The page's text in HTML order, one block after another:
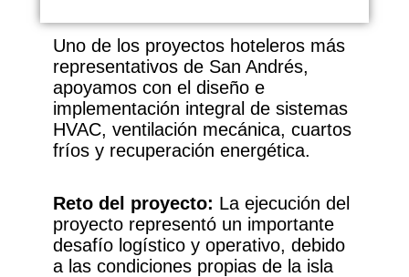
Uno de los proyectos hoteleros más
representativos de San Andrés,
apoyamos con el diseño e
implementación integral de sistemas
HVAC, ventilación mecánica, cuartos
fríos y recuperación energética.
Reto del proyecto: La ejecución del
proyecto representó un importante
desafío logístico y operativo, debido
a las condiciones propias de la isla